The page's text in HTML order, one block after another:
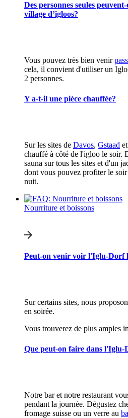
Des personnes seules
village d’igloos?
Vous pouvez très bien venir
cela, il convient d'utiliser un
2 personnes.
Y a-t-il une pièce chauffée?
Sur les sites de Davos, Gstaad et
chauffé à côté de l'igloo le soir.
sauna sur tous les sites et d'un
dont vous pouvez profiter le
nuit.
Nourriture et boissons
Peut-on venir voir l'Iglu-Dorf
Sur certains sites, nous
en soirée.
Vous trouverez de plus amples
Que peut-on faire dans
Notre bar et notre restaurant
pendant la journée. Dégustez
fromage suisse ou un verre au